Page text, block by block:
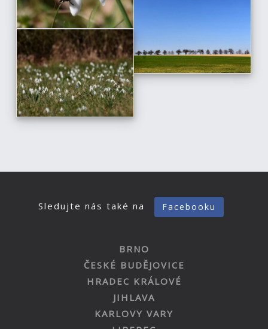
Sledujte nás také na Facebooku
BRNO
ČESKÉ BUDĚJOVICE
HRADEC KRÁLOVÉ
JIHLAVA
KARLOVY VARY